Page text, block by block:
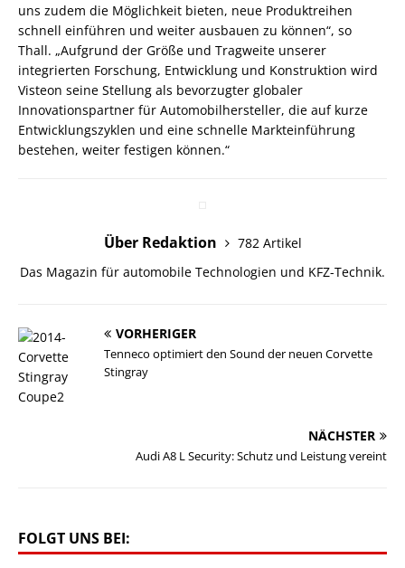
uns zudem die Möglichkeit bieten, neue Produktreihen
schnell einführen und weiter ausbauen zu können“, so
Thall. „Aufgrund der Größe und Tragweite unserer
integrierten Forschung, Entwicklung und Konstruktion wird
Visteon seine Stellung als bevorzugter globaler
Innovationspartner für Automobilhersteller, die auf kurze
Entwicklungszyklen und eine schnelle Markteinführung
bestehen, weiter festigen können.“
Über Redaktion
782 Artikel
Das Magazin für automobile Technologien und KFZ-Technik.
VORHERIGER
Tenneco optimiert den Sound der neuen Corvette
Stingray
NÄCHSTER
Audi A8 L Security: Schutz und Leistung vereint
FOLGT UNS BEI: